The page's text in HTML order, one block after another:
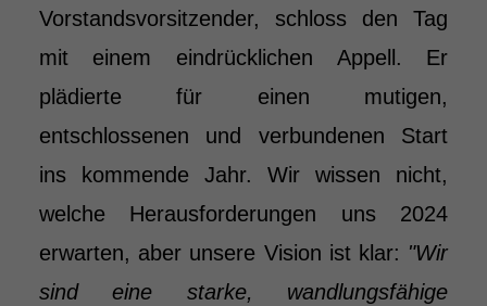
Vorstandsvorsitzender, schloss den Tag
mit einem eindrücklichen Appell. Er
plädierte für einen mutigen,
entschlossenen und verbundenen Start
ins kommende Jahr. Wir wissen nicht,
welche Herausforderungen uns 2024
erwarten, aber unsere Vision ist klar: "Wir
sind eine starke, wandlungsfähige